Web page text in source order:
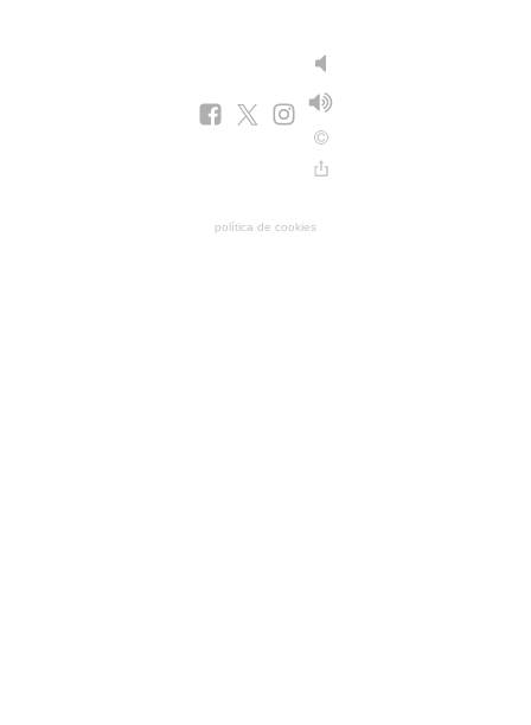
política de cookies